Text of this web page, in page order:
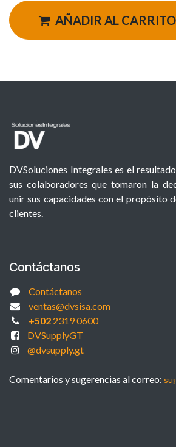
AÑADIR AL CARRITO
DVSoluciones Integrales es el
sus colaboradores que tomaron la
unir sus capacidades con el propósito
clientes.
Contáctanos
Contáctanos
ventas@dvsisa.com
+5022319 0600
DVSupplyGT
@dvsupply.gt
Comentarios y sugerencias al correo: